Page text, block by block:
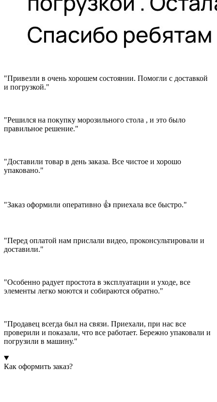
"Привезли в очень хорошем состоянии. Помогли с доставкой
и погрузкой."
"Решился на покупку морозильного стола , и это было
правильное решение."
"Доставили товар в день заказа. Все чистое и хорошо
упаковано."
"Заказ оформили оперативно 👍 приехала все быстро."
"Перед оплатой нам прислали видео, проконсультировали и
доставили."
"Особенно радует простота в эксплуатации и уходе, все
элементы легко моются и собираются обратно."
"Продавец всегда был на связи. Приехали, при нас все
проверили и показали, что все работает. Бережно упаковали и
погрузили в машину."
Как оформить заказ?